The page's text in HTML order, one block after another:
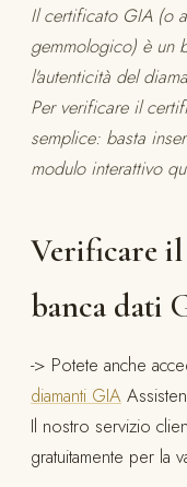
Il certificato GIA (o
gemmologico) è un
l'autenticità del
Per verificare il
semplice: basta
modulo interattivo
Verificare
banca dati
-> Potete anche
diamanti GIA
Il nostro servizio
gratuitamente per la